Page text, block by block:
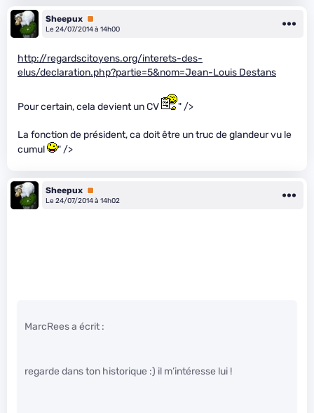
Sheepux Premium
Le 24/07/2014 à 14h00
http://regardscitoyens.org/interets-des-
elus/declaration.php?partie=5&nom=Jean-Louis Destans
Pour certain, cela devient un CV " />
La fonction de président, ca doit être un truc de glandeur vu le
cumul
" />
Sheepux Premium
Le 24/07/2014 à 14h02
MarcRees a écrit :
regarde dans ton historique :) il m’intéresse lui !